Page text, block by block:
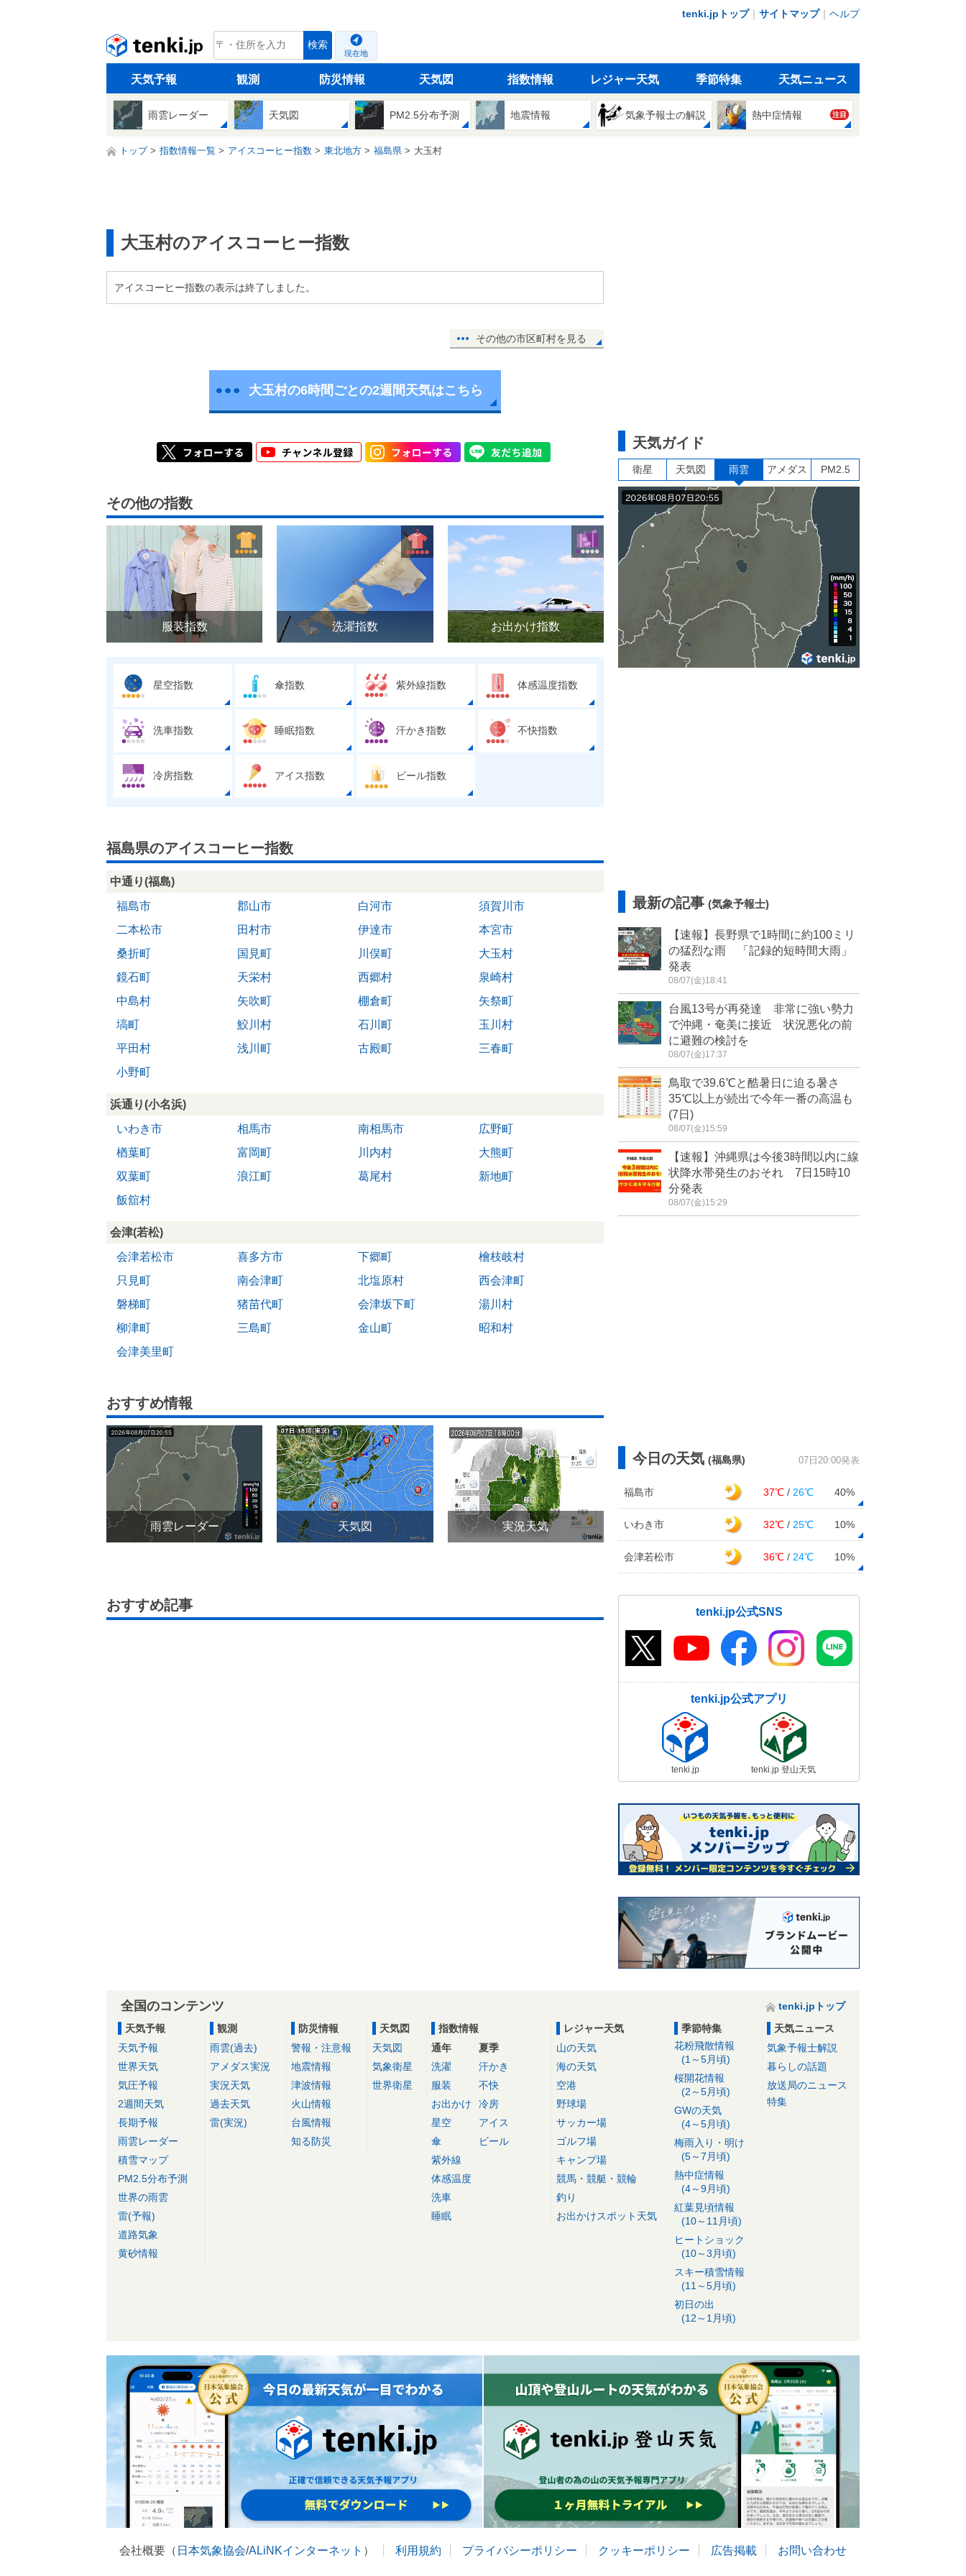
tenki.jpトップ｜ サイトマップ｜ ヘルプ
tenki.jp 検索
現在地
天気予報 観測 防災情報 天気図 指数情報 レジャー天気 季節特集 天気ニュース
雨雲レーダー 天気図 PM2.5分布予測 地震情報 気象予報士の解説 熱中症情報 注目
トップ 指数情報一覧 アイスコーヒー指数 東北地方 福島県 大玉村
大玉村のアイスコーヒー指数
アイスコーヒー指数の表示は終了しました。
その他の市区町村を見る
大玉村の6時間ごとの2週間天気はこちら
その他の指数
服装指数 洗濯指数 お出かけ指数
星空指数 傘指数 紫外線指数 体感温度指数
洗車指数 睡眠指数 汗かき指数 不快指数
冷房指数 アイス指数 ビール指数
福島県のアイスコーヒー指数
中通り(福島)
福島市
郡山市 白河市
須賀川市
二本松市
田村市 伊達市
本宮市
桑折町
国見町 川俣町
大玉村
鏡石町
天栄村 西郷村
泉崎村
中島村
矢吹町 棚倉町
矢祭町
塙町
鮫川村 石川町
玉川村
平田村
浅川町 古殿町
三春町
小野町
浜通り(小名浜)
いわき市
相馬市 南相馬市
広野町
楢葉町
富岡町 川内村
大熊町
双葉町
浪江町 葛尾村
新地町
飯舘村
会津(若松)
会津若松市
喜多方市 下郷町
檜枝岐村
只見町
南会津町 北塩原村
西会津町
磐梯町
猪苗代町 会津坂下町
湯川村
柳津町
三島町 金山町
昭和村
会津美里町
おすすめ情報
雨雲レーダー 天気図 実況天気
おすすめ記事
天気ガイド
衛星 天気図 雨雲 アメダス PM2.5
最新の記事 (気象予報士)
【速報】長野県で1時間に約100ミリ
の猛烈な雨 「記録的短時間大雨」
発表
08/07(金)18:41
台風13号が再発達 非常に強い勢力
で沖縄・奄美に接近 状況悪化の前
に避難の検討を
08/07(金)17:37
鳥取で39.6℃と酷暑日に迫る暑さ
35℃以上が続出で今年一番の高温も
(7日)
08/07(金)15:59
【速報】沖縄県は今後3時間以内に線
状降水帯発生のおそれ 7日15時10
分発表
08/07(金)15:29
今日の天気 (福島県) 07日20:00発表
福島市 37℃ / 26℃ 40%
いわき市 32℃ / 25℃ 10%
会津若松市 36℃ / 24℃ 10%
tenki.jp公式SNS
tenki.jp公式アプリ
tenki.jp tenki.jp 登山天気
全国のコンテンツ
tenki.jpトップ
天気予報
天気予報
世界天気
気圧予報
2週間天気
長期予報
雨雲レーダー
積雪マップ
PM2.5分布予測
世界の雨雲
雷(予報)
道路気象
黄砂情報
観測
雨雲(過去)
アメダス実況
実況天気
過去天気
雷(実況)
防災情報
警報・注意報
地震情報
津波情報
火山情報
台風情報
知る防災
天気図
天気図
気象衛星
世界衛星
指数情報
通年
洗濯
服装
お出かけ
星空
傘
紫外線
体感温度
洗車
睡眠
夏季
汗かき
不快
冷房
アイス
ビール
レジャー天気
山の天気
海の天気
空港
野球場
サッカー場
ゴルフ場
キャンプ場
競馬・競艇・競輪
釣り
お出かけスポット天気
季節特集
花粉飛散情報
(1～5月頃)
桜開花情報
(2～5月頃)
GWの天気
(4～5月頃)
梅雨入り・明け
(5～7月頃)
熱中症情報
(4～9月頃)
紅葉見頃情報
(10～11月頃)
ヒートショック
(10～3月頃)
スキー積雪情報
(11～5月頃)
初日の出
(12～1月頃)
天気ニュース
気象予報士解説
暮らしの話題
放送局のニュース
特集
会社概要（ 日本気象協会/ALiNKインターネット ） 利用規約 プライバシーポリシー クッキーポリシー 広告掲載 お問い合わせ